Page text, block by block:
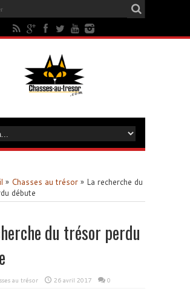
» Chasses au trésor » La recherche du
débute
du trésor perdu
au trésor 26 avril 2017 0